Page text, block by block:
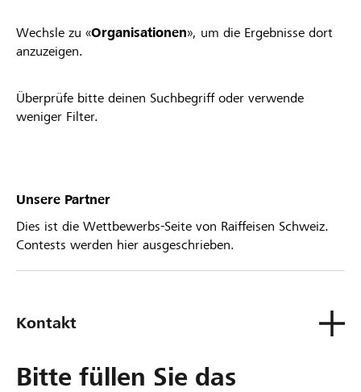
Wechsle zu «Organisationen», um die Ergebnisse dort
anzuzeigen.
Überprüfe bitte deinen Suchbegriff oder verwende
weniger Filter.
Unsere Partner
Dies ist die Wettbewerbs-Seite von Raiffeisen Schweiz.
Contests werden hier ausgeschrieben.
Kontakt
Bitte füllen Sie das